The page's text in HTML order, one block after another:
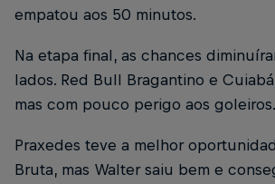
empatou aos 50 minutos.
Na etapa final, as chances
lados. Red Bull Bragantino e
mas com pouco perigo aos goleiros.
Praxedes teve a melhor
Bruta, mas Walter saiu bem e